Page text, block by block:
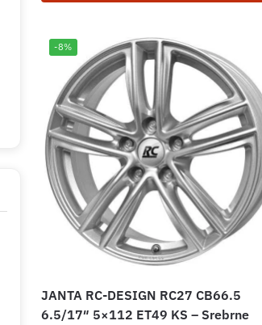
-8%
JANTA RC-DESIGN RC27 CB66.5
6.5/17″ 5×112 ET49 KS – Srebrne